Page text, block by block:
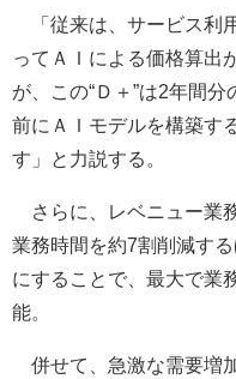
「従来は、サービス利
ってＡＩによる価格算出
が、この“Ｄ＋”は2年間
前にＡＩモデルを構築す
す」と力説する。
さらに、レベニュー業
業務時間を約7割削減す
にすることで、最大で業
能。
併せて、急激な需要増